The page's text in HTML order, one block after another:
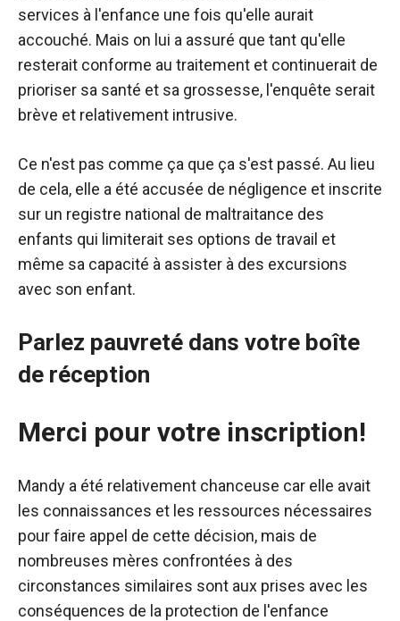
services à l'enfance une fois qu'elle aurait
accouché. Mais on lui a assuré que tant qu'elle
resterait conforme au traitement et continuerait de
prioriser sa santé et sa grossesse, l'enquête serait
brève et relativement intrusive.
Ce n'est pas comme ça que ça s'est passé. Au lieu
de cela, elle a été accusée de négligence et inscrite
sur un registre national de maltraitance des
enfants qui limiterait ses options de travail et
même sa capacité à assister à des excursions
avec son enfant.
Parlez pauvreté dans votre boîte
de réception
Merci pour votre inscription!
Mandy a été relativement chanceuse car elle avait
les connaissances et les ressources nécessaires
pour faire appel de cette décision, mais de
nombreuses mères confrontées à des
circonstances similaires sont aux prises avec les
conséquences de la protection de l'enfance